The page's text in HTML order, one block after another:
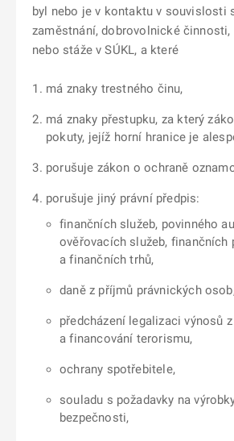
byl nebo je v kontaktu v souvislosti
zaměstnání, dobrovolnické činnosti,
nebo stáže v SÚKL, a které
má znaky trestného činu,
má znaky přestupku, za který
pokuty, jejíž horní hranice je
porušuje zákon o ochraně
porušuje jiný právní předpis:
finančních služeb, povinného
ověřovacích služeb, finančních
a finančních trhů,
daně z příjmů právnických
předcházení legalizaci výnosů
a financování terorismu,
ochrany spotřebitele,
souladu s požadavky na
bezpečnosti,